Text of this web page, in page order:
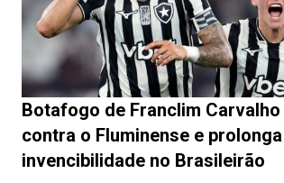
Botafogo de Franclim Carvalho
contra o Fluminense e
invencibilidade no Brasileirão